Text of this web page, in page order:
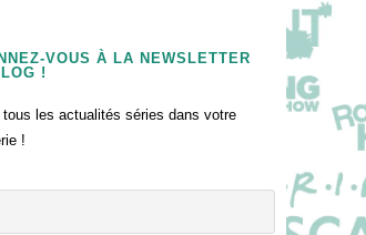
VOUS À LA NEWSLETTER
!
tous les actualités séries dans votre
!